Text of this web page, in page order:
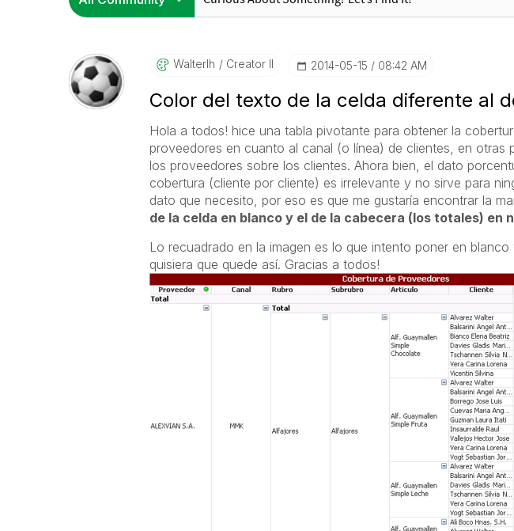
Walterlh Creator II ‎2014-05-15 08:42 AM
Color del texto de la celda diferente al
Hola a todos! hice una tabla pivotante para obtener la
proveedores en cuanto al canal (o línea) de clientes, en otras
los proveedores sobre los clientes. Ahora bien, el dato
cobertura (cliente por cliente) es irrelevante y no sirve para
dato que necesito, por eso es que me gustaría encontrar la
de la celda en blanco y el de la cabecera (los totales) en
Lo recuadrado en la imagen es lo que intento poner en
quisiera que quede así. Gracias a todos!